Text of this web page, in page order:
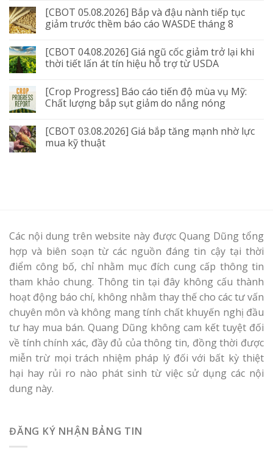
[CBOT 05.08.2026] Bắp và đậu nành tiếp tục
giảm trước thềm báo cáo WASDE tháng 8
[CBOT 04.08.2026] Giá ngũ cốc giảm trở lại khi
thời tiết lấn át tín hiệu hỗ trợ từ USDA
[Crop Progress] Báo cáo tiến độ mùa vụ Mỹ:
Chất lượng bắp sụt giảm do nắng nóng
[CBOT 03.08.2026] Giá bắp tăng mạnh nhờ lực
mua kỹ thuật
Các nội dung trên website này được Quang Dũng tổng
hợp và biên soạn từ các nguồn đáng tin cậy tại thời
điểm công bố, chỉ nhằm mục đích cung cấp thông tin
tham khảo chung. Thông tin tại đây không cấu thành
hoạt động báo chí, không nhằm thay thế cho các tư vấn
chuyên môn và không mang tính chất khuyến nghị đầu
tư hay mua bán. Quang Dũng không cam kết tuyệt đối
về tính chính xác, đầy đủ của thông tin, đồng thời được
miễn trừ mọi trách nhiệm pháp lý đối với bất kỳ thiệt
hại hay rủi ro nào phát sinh từ việc sử dụng các nội
dung này.
ĐĂNG KÝ NHẬN BẢNG TIN